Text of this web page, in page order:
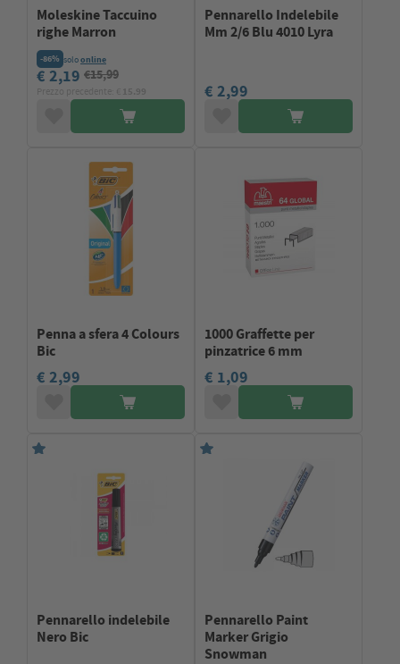
Moleskine Taccuino
righe Marron
-86% soloonline
€ 2,19 €15,99
Pennarello Indelebile
Mm 2/6 Blu 4010 Lyra
€ 2,99
Penna a sfera 4 Colours
Bic
€ 2,99
1000 Graffette per
pinzatrice 6 mm
€ 1,09
Pennarello indelebile
Nero Bic
Pennarello Paint
Marker Grigio
Snowman